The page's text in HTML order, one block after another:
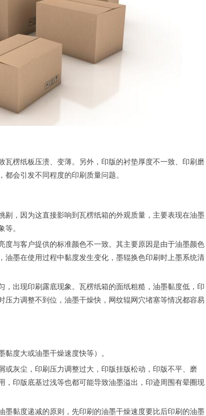
瓦楞纸板压溃、变薄。另外，印版的衬垫厚度不一致、印刷磨
会引发不同程度的印刷质量问题。
剔，因为这直接影响到瓦楞纸箱的外观质量，主要表现在油墨
等。
度与客户提供的标准颜色不一致。其主要原因是由于油墨颜色
油墨在使用过程中黏度发生变化，墨辊换色印刷时上墨系统清
，出现印刷露底现象。瓦楞纸箱的面纸粗糙，油墨黏度低，印
压力调整不到位，油墨干燥快，网纹辊网穴堵塞等情况都容易
度大或油墨干燥速度快等）。
或灰尘，印刷压力调整过大，印版挂版松动，印版不平、磨
，印版底基过浅等也都可能导致油墨溢出，印迹周围有晕圈现
墨黏度递减的原则，先印刷的油墨干燥速度要比后印刷的油墨